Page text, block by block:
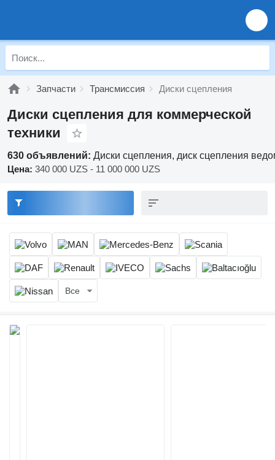
Запчасти Трансмиссия Диски сцепления
Диски сцепления для коммерческой
техники
630 объявлений: Диски сцепления, диск сцепления
Цена: 340 000 UZS - 11 000 000 UZS
Все